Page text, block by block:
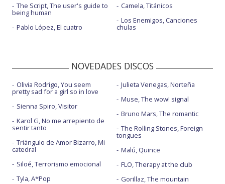
The Script, The user's guide to
being human
Pablo López, El cuatro
Camela, Titánicos
Los Enemigos, Canciones
chulas
NOVEDADES DISCOS
Olivia Rodrigo, You seem
pretty sad for a girl so in love
Sienna Spiro, Visitor
Karol G, No me arrepiento de
sentir tanto
Triángulo de Amor Bizarro, Mi
catedral
Siloé, Terrorismo emocional
Tyla, A*Pop
Julieta Venegas, Norteña
Muse, The wow! signal
Bruno Mars, The romantic
The Rolling Stones, Foreign
tongues
Malú, Quince
FLO, Therapy at the club
Gorillaz, The mountain